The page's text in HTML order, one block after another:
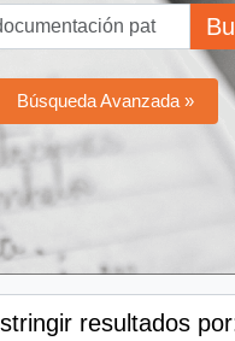
Búsqueda Avanzada »
resultados